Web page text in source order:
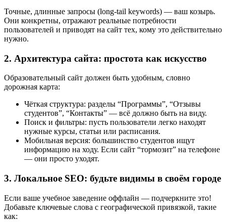
Точные, длинные запросы (long-tail keywords) — ваш козырь.
Они конкретны, отражают реальные потребности
пользователей и приводят на сайт тех, кому это действительно
нужно.
2. Архитектура сайта: простота как искусство
Образовательный сайт должен быть удобным, словно
дорожная карта:
Чёткая структура: разделы “Программы”, “Отзывы
студентов”, “Контакты” — всё должно быть на виду.
Поиск и фильтры: пусть пользователи легко находят
нужные курсы, статьи или расписания.
Мобильная версия: большинство студентов ищут
информацию на ходу. Если сайт “тормозит” на телефоне
— они просто уходят.
3. Локальное SEO: будьте видимы в своём городе
Если ваше учебное заведение оффлайн — подчеркните это!
Добавьте ключевые слова с географической привязкой, такие
как: